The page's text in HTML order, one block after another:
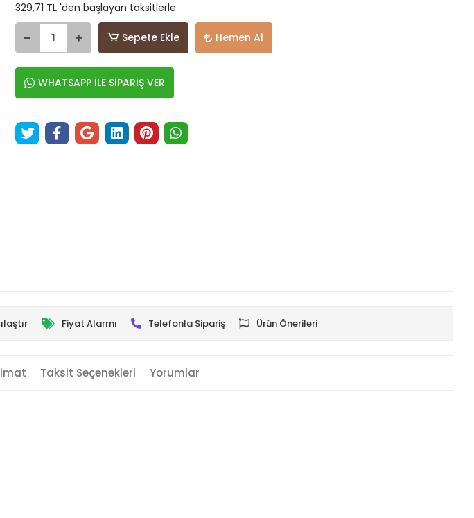
329,71 TL 'den başlayan taksitlerle
Sepete Ekle Hemen Al
WHATSAPP İLE SİPARİŞ VER
Fiyat Alarmı Telefonla Sipariş Ürün Önerileri
Taksit Seçenekleri Yorumlar